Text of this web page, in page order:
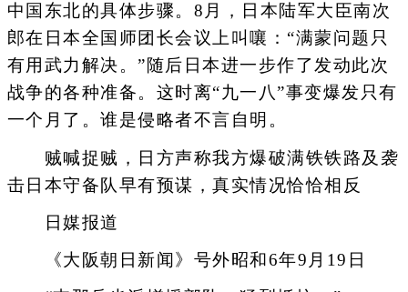
中国东北的具体步骤。8月，日本陆军大臣南次
郎在日本全国师团长会议上叫嚷：“满蒙问题只
有用武力解决。”随后日本进一步作了发动此次
战争的各种准备。这时离“九一八”事变爆发只有
一个月了。谁是侵略者不言自明。
贼喊捉贼，日方声称我方爆破满铁铁路及袭
击日本守备队早有预谋，真实情况恰恰相反
日媒报道
《大阪朝日新闻》号外昭和6年9月19日